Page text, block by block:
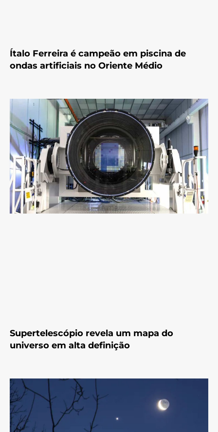
Ítalo Ferreira é campeão em piscina de
ondas artificiais no Oriente Médio
Supertelescópio revela um mapa do
universo em alta definição